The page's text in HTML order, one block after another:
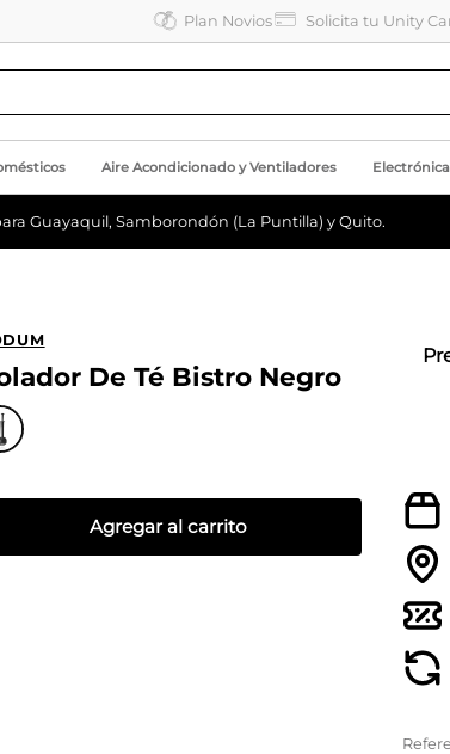
Plan Novios Solicita tu Unity
Aire Acondicionado y Ventiladores Electrónica
Guayaquil, Samborondón (La Puntilla) y Quito.
De Té Bistro Negro
Agregar al carrito